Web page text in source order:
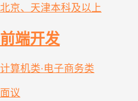
北京、天津本科及以上
前端开发
计算机类·电子商务类
面议